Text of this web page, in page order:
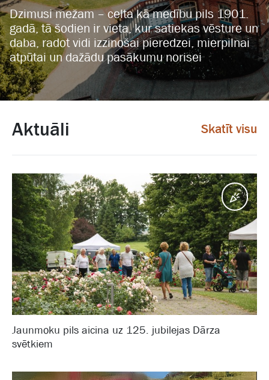
Dzimusi mežam – celta kā medību pils 1901.
gadā, tā šodien ir vieta, kur satiekas vēsture un
daba, radot vidi izzinošai pieredzei, mierpilnai
atpūtai un dažādu pasākumu norisei
Aktuāli Skatīt visu
Jaunmoku pils aicina uz 125. jubilejas Dārza
svētkiem